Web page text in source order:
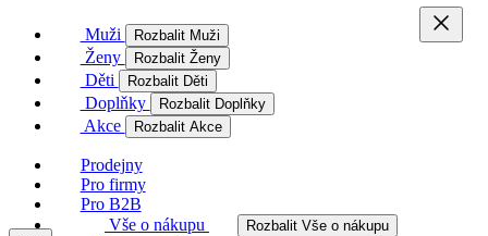
Muži Rozbalit Muži
Ženy Rozbalit Ženy
Děti Rozbalit Děti
Doplňky Rozbalit Doplňky
Akce Rozbalit Akce
Prodejny
Pro firmy
Pro B2B
Vše o nákupu
Rozbalit Vše o nákupu